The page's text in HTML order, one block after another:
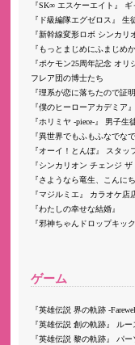
SK∞ エスケーエイト
ギ
ド級編隊エグゼロス
生
新幹線変形ロボ シンカリ
もっとまじめにふまじめ
ポケモン25周年記念 オリ
フレア団の博士たち
理系が恋に落ちたので証
僕のヒーローアカデミア
ホリミヤ -piece-
男子生
異世界でもふもふなでな
オーイ！とんぼ
スタッ
シンカリオン チェンジ ザ
さようなら竜生、こんに
マジルミエ
カラオケ店
わたしの幸せな結婚
邪神ちゃんドロップキッ
ゲーム
英雄伝説 界の軌跡 -
英雄伝説 創の軌跡
ルー
英雄伝説 黎の軌跡
パー